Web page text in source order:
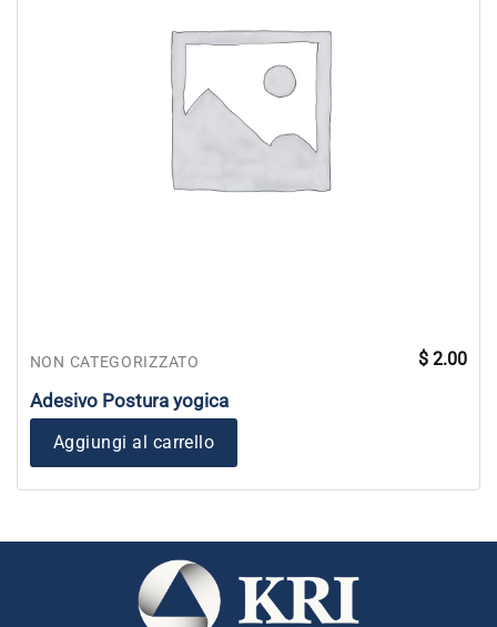
NON CATEGORIZZATO
Adesivo Postura yogica
$ 2.00
Aggiungi al carrello